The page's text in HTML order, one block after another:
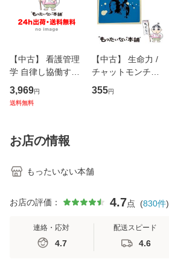
【中古】 看護管理
学 自律し協働する
専門職の看護マネ
ジメントスキル 改
恵 藤本幸三 / 南江
堂 [単行
3,969円
送料無料
【中古】 生命力 /
チャットモンチー /
キューンレコード
[CD]【メール便送
355円
お店の情報
もったいない本舗
お店の評価： 4.7点 (830件)
連絡・応対
4.7
配送スピード
4.6